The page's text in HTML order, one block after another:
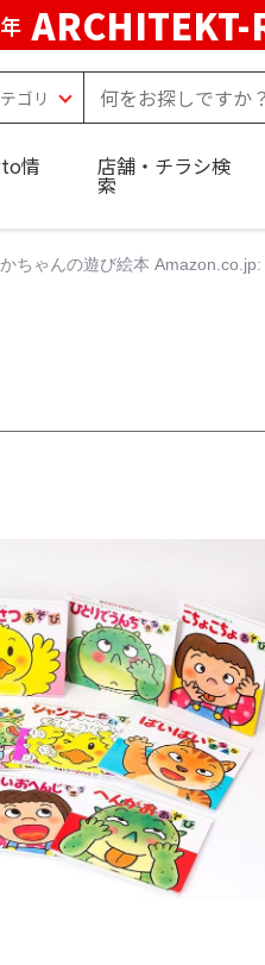
ARCHITEKT-
情 店舗・チラシ検
索
ちゃんの遊び絵本